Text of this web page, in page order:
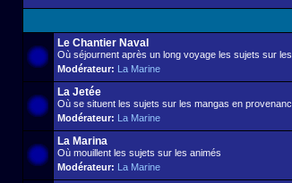
Le Chantier Naval
Où séjournent après un long voyage les sujets sur
Modérateur: La Marine
La Jetée
Où se situent les sujets sur les mangas en
Modérateur: La Marine
La Marina
Où mouillent les sujets sur les animés
Modérateur: La Marine